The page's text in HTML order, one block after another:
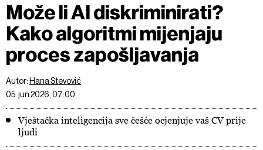
Može li AI diskriminirati?
Kako algoritmi mijenjaju
proces zapošljavanja
Autor: Hana Stevović
05. jun 2026, 07:00
Vještačka inteligencija sve češće ocjenjuje vaš CV prije
ljudi